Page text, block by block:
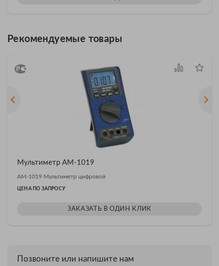
Рекомендуемые товары
Мультиметр АМ-1019
АМ-1019 Мультиметр цифровой
ЦЕНА ПО ЗАПРОСУ
ЗАКАЗАТЬ В ОДИН КЛИК
Позвоните или напишите нам